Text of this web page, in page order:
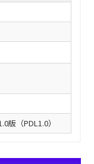
版（PDL1.0）